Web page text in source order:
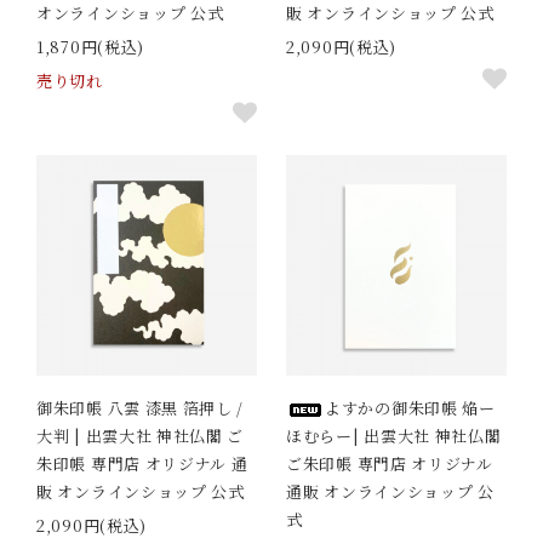
オンラインショップ 公式
1,870円(税込)
売り切れ
販 オンラインショップ 公式
2,090円(税込)
御朱印帳 八雲 漆黒 箔押し /
大判 | 出雲大社 神社仏閣 ご
朱印帳 専門店 オリジナル 通
販 オンラインショップ 公式
2,090円(税込)
よすかの御朱印帳 焔ー
ほむらー| 出雲大社 神社仏閣
ご朱印帳 専門店 オリジナル
通販 オンラインショップ 公
式